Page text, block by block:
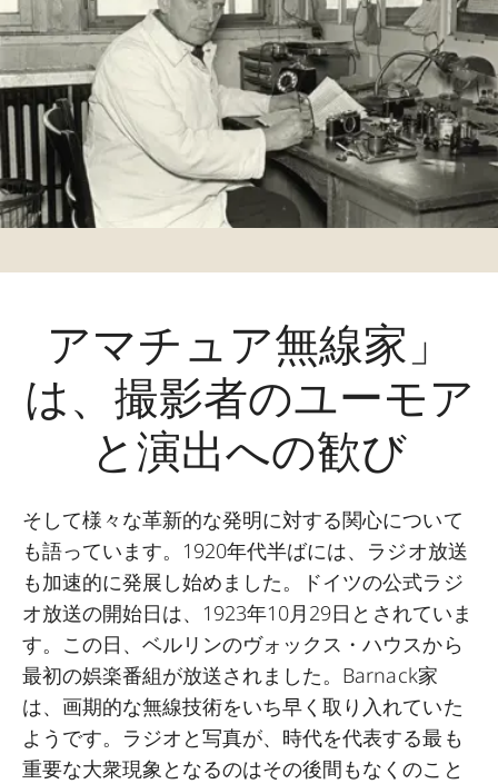
アマチュア無線家」
は、撮影者のユーモア
と演出への歓び
そして様々な革新的な発明に対する関心について
も語っています。1920年代半ばには、ラジオ放送
も加速的に発展し始めました。ドイツの公式ラジ
オ放送の開始日は、1923年10月29日とされていま
す。この日、ベルリンのヴォックス・ハウスから
最初の娯楽番組が放送されました。Barnack家
は、画期的な無線技術をいち早く取り入れていた
ようです。ラジオと写真が、時代を代表する最も
重要な大衆現象となるのはその後間もなくのこと